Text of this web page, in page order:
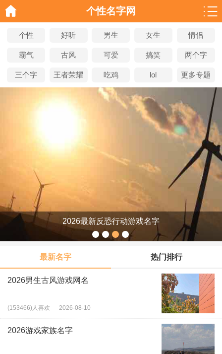
个性名字网
个性 好听 男生 女生 情侣
霸气 古风 可爱 搞笑 两个字
三个字 王者荣耀 吃鸡 lol 更多专题
2026最新反恐行动游戏名字
最新名字 热门排行
2026男生古风游戏网名
(153466)人喜欢 2026-08-10
2026游戏家族名字